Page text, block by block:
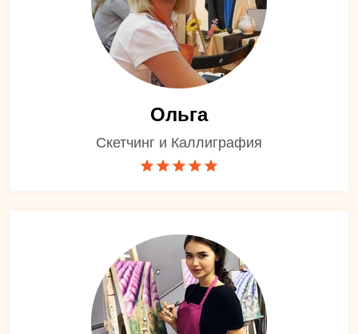
Ольга
Скетчинг и Каллиграфия